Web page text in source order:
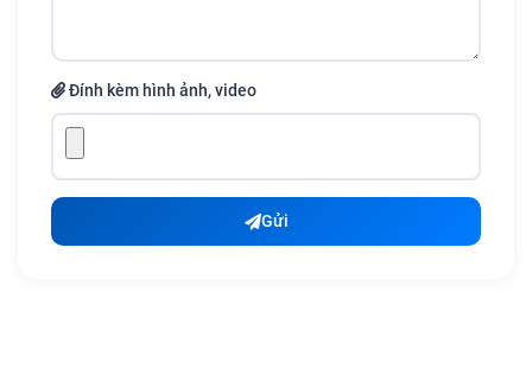
Đính kèm hình ảnh, video
Gửi